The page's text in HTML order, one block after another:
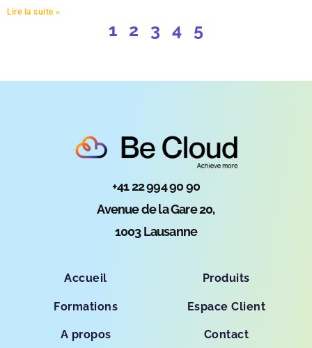
Lire la suite »
1 2 3 4 5
+41 22 994 90 90
Avenue de la Gare 20,
1003 Lausanne
Accueil
Formations
A propos
Produits
Espace Client
Contact